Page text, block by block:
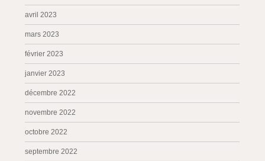
avril 2023
mars 2023
février 2023
janvier 2023
décembre 2022
novembre 2022
octobre 2022
septembre 2022